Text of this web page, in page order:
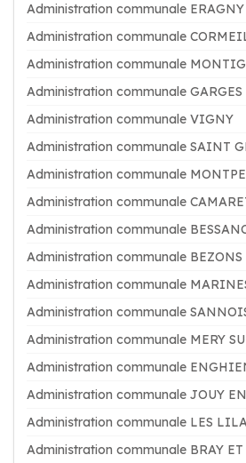
Administration communale ERAGNY
Administration communale
Administration communale
Administration communale GARGES
Administration communale VIGNY
Administration communale SAINT
Administration communale
Administration communale
Administration communale
Administration communale BEZONS
Administration communale
Administration communale
Administration communale MERY
Administration communale
Administration communale JOUY
Administration communale LES
Administration communale BRAY ET